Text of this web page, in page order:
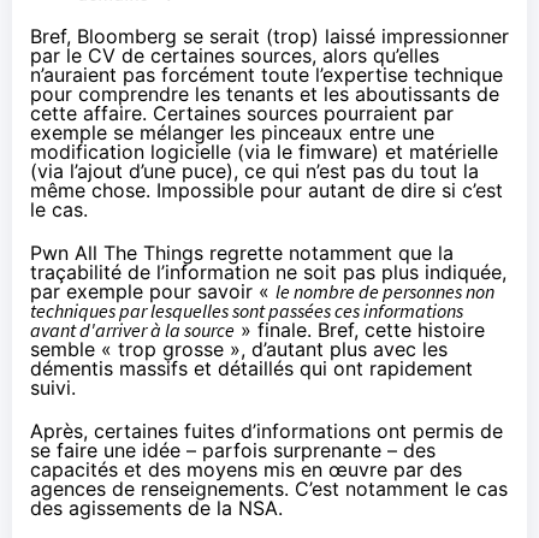
Bref, Bloomberg se serait (trop) laissé impressionner
par le CV de certaines sources, alors qu’elles
n’auraient pas forcément toute l’expertise technique
pour comprendre les tenants et les aboutissants de
cette affaire. Certaines sources pourraient par
exemple se mélanger les pinceaux entre une
modification logicielle (via le fimware) et matérielle
(via l’ajout d’une puce), ce qui n’est pas du tout la
même chose. Impossible pour autant de dire si c’est
le cas.
Pwn All The Things regrette notamment que la
traçabilité de l’information ne soit pas plus indiquée,
par exemple pour savoir « le nombre de personnes non
techniques par lesquelles sont passées ces informations
avant d'arriver à la source » finale. Bref, cette histoire
semble « trop grosse », d’autant plus avec les
démentis massifs et détaillés qui ont rapidement
suivi.
Après, certaines fuites d’informations ont permis de
se faire une idée – parfois surprenante – des
capacités et des moyens mis en œuvre par des
agences de renseignements. C’est notamment le cas
des agissements de la NSA.